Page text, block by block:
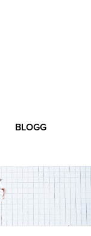
BLOGG